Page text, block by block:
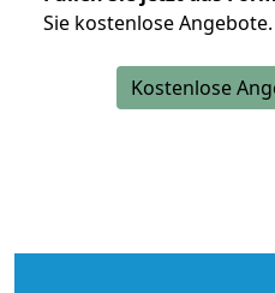
Sie kostenlose Angebote.
Kostenlose